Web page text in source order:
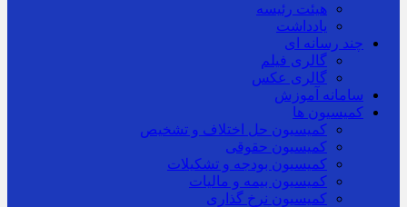
هیئت رئیسه
یادداشت
چند رسانه ای
گالری فیلم
گالری عکس
سامانه آموزش
کمیسیون ها
کمیسیون حل اختلاف و تشخیص
کمیسیون حقوقی
کمیسیون بودجه و تشکیلات
کمیسیون بیمه و مالیات
کمیسیون نرخ گذاری